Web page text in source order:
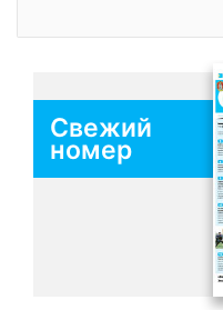
Свежий
номер